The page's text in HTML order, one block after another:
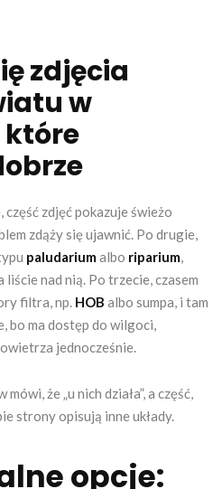
zdjęcia
w
część zdjęć pokazuje świeżo
zdąży się ujawnić. Po drugie,
paludarium albo riparium,
nad nią. Po trzecie, czasem
filtra, np. HOB albo sumpa, i tam
bo ma dostęp do wilgoci,
jednocześnie.
że „u nich działa”, a część,
strony opisują inne układy.
opcje: